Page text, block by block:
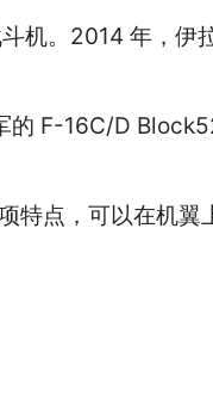
机。2014 年，
F-16C/D
点，可以在机